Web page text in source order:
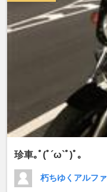
珍車｡ﾟ(ﾟ´ω`ﾟ)ﾟ｡
朽ちゆくアルファ